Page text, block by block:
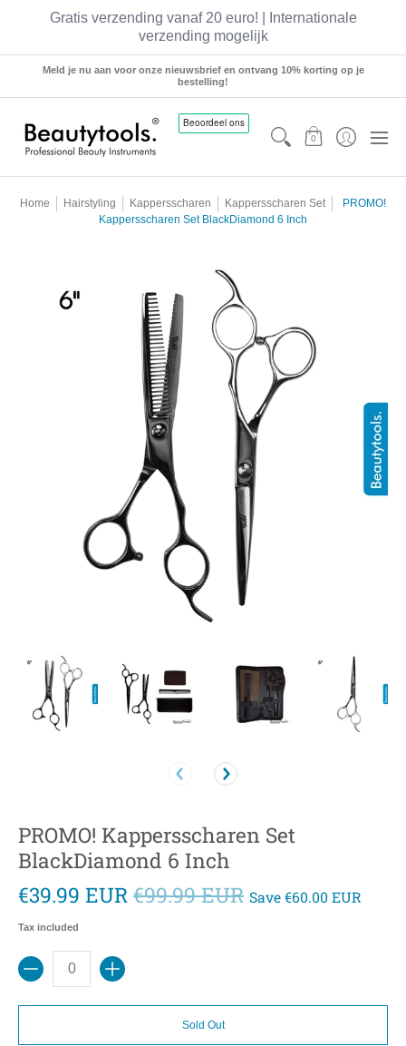
Gratis verzending vanaf 20 euro! | Internationale
verzending mogelijk
Sets Manicure Pedicure Hairstyling
Meld je nu aan voor onze nieuwsbrief en ontvang 10% korting op je
bestelling!
0
Home Hairstyling Kappersscharen Kappersscharen Set
PROMO!
Kappersscharen Set BlackDiamond 6 Inch
PROMO! Kappersscharen Set
BlackDiamond 6 Inch
€39.99 EUR €99.99 EUR Save€60.00 EUR
Tax included
Quantity
Sold Out